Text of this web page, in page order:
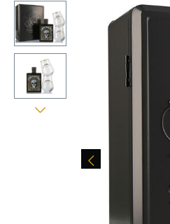
Bildergalerie überspringen